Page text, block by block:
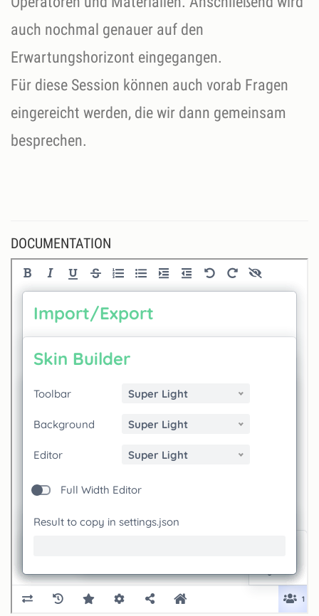
auch nochmal genauer auf den
Erwartungshorizont eingegangen.
Für diese Session können auch vorab Fragen
eingereicht werden, die wir dann gemeinsam
besprechen.
DOCUMENTATION